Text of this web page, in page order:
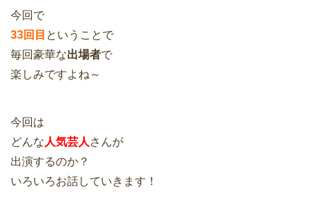
今回で
33回目 ということで
毎回豪華な出場者で
楽しみですよね～
今回は
どんな 人気芸人 さんが
出演するのか？
いろいろお話していきます！